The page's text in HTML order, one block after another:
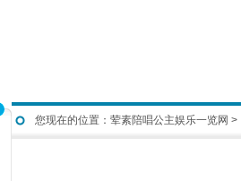
您现在的位置： 荤素陪唱公主娱乐一览网 >